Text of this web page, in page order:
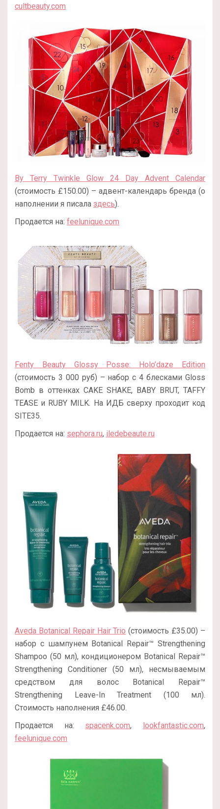
cultbeauty.com
By Terry Twinkle Glow 24 Day Advent Calendar
(стоимость £150.00) – адвент-календарь бренда (о
наполнении я писала здесь).
Продается на: feelunique.com
Fenty Beauty Glossy Posse: Holo’daze Edition
(стоимость 3 000 руб) – набор с 4 блесками Gloss
Bomb в оттенках CAKE SHAKE, BABY BRUT, TAFFY
TEASE и RUBY MILK. На ИДБ сверху проходит код
SITE35.
Продается на: sephora.ru, iledebeaute.ru
Aveda Botanical Repair Hair Trio (стоимость £35.00) –
набор с шампунем Botanical Repair™ Strengthening
Shampoo (50 мл), кондиционером Botanical Repair™
Strengthening Conditioner (50 мл), несмываемым
средством для волос Botanical Repair™
Strengthening Leave-In Treatment (100 мл).
Стоимость наполнения £46.00.
Продается на: spacenk.com, lookfantastic.com,
feelunique.com